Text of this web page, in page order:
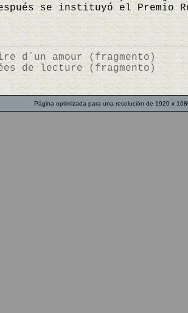
se instituyó el Premio
d´un amour (fragmento)
de lecture (fragmento)
Página optimizada para una resolución de 1920 x